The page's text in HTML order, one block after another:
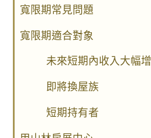
寬限期常見問題
寬限期適合對象
未來短期內收入大幅
即將換屋族
短期持有者